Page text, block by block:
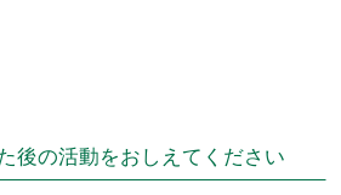
後の活動をおしえてください